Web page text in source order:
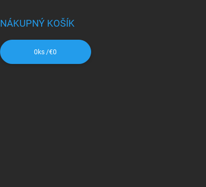
NÁKUPNÝ KOŠÍK
0ks /€0